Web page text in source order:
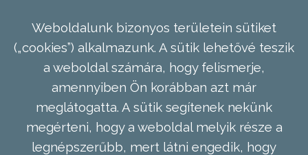
Weboldalunk bizonyos területein sütiket
(„cookies”) alkalmazunk. A sütik lehetővé teszik
a weboldal számára, hogy felismerje,
amennyiben Ön korábban azt már
meglátogatta. A sütik segítenek nekünk
megérteni, hogy a weboldal melyik része a
legnépszerűbb, mert látni engedik, hogy